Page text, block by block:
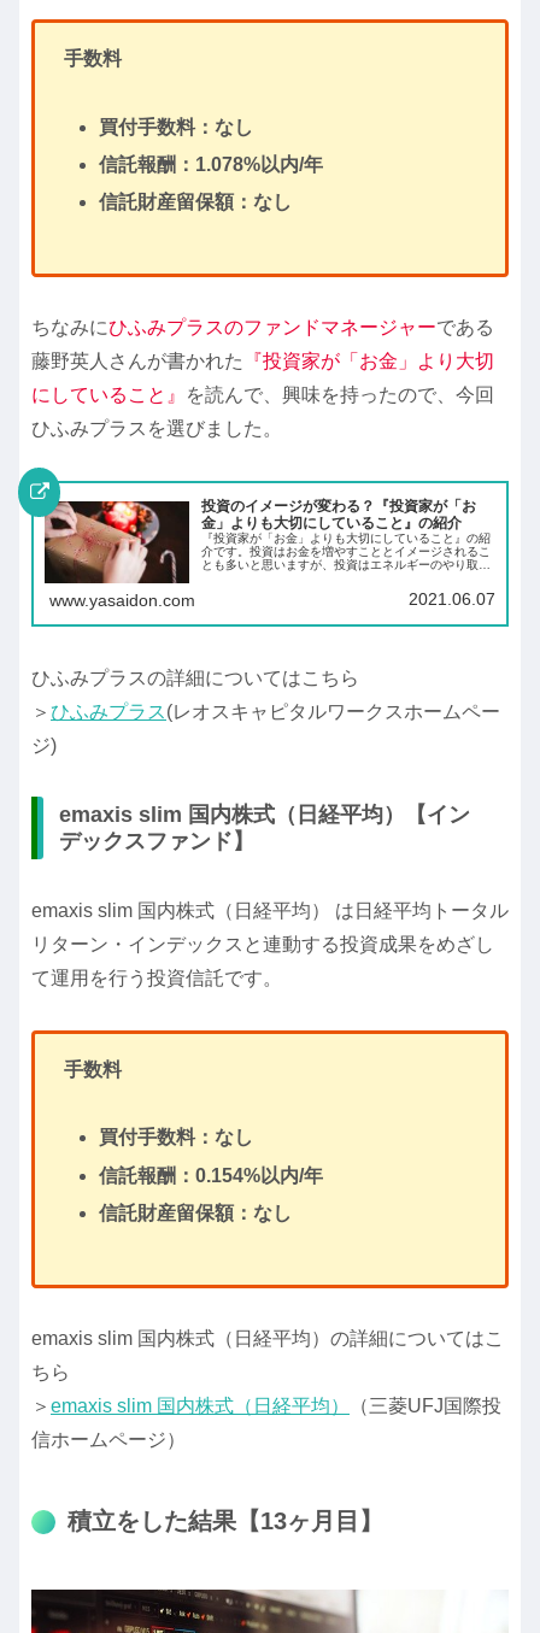
手数料
買付手数料：なし
信託報酬：1.078%以内/年
信託財産留保額：なし
ちなみにひふみプラスのファンドマネージャーである
藤野英人さんが書かれた
『投資家が「お金」より大切
にしていること』
を読んで、興味を持ったので、今回
ひふみプラスを選びました。
投資のイメージが変わる？『投資家が「お
金」よりも大切にしていること』の紹介
『投資家が「お金」よりも大切にしていること』の紹
介です。投資はお金を増やすこととイメージされるこ
とも多いと思いますが、投資はエネルギーのやり取り
www.yasaidon.com 2021.06.07
ひふみプラスの詳細についてはこちら
＞ ひふみプラス(レオスキャピタルワークスホームペー
ジ)
emaxis slim 国内株式（日経平均）【イン
デックスファンド】
emaxis slim 国内株式（日経平均） は日経平均トータル
リターン・インデックスと連動する投資成果をめざし
て運用を行う投資信託です。
手数料
買付手数料：なし
信託報酬：0.154%以内/年
信託財産留保額：なし
emaxis slim 国内株式（日経平均）の詳細についてはこ
ちら
＞ emaxis slim 国内株式（日経平均）
（三菱UFJ国際投
信ホームページ）
積立をした結果【13ヶ月目】